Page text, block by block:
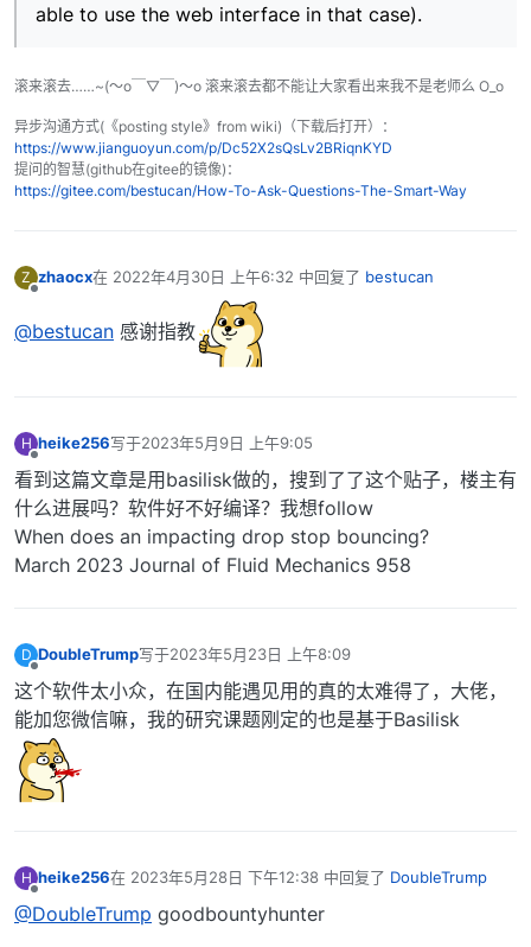
able to use the web interface in that case).
滚来滚去……~(～o￣▽￣)～o 滚来滚去都不能让大家看出来我不是老师么 O_o
异步沟通方式(《posting style》from wiki)（下载后打开）：
https://www.jianguoyun.com/p/Dc52X2sQsLv2BRiqnKYD
提问的智慧(github在gitee的镜像)：
https://gitee.com/bestucan/How-To-Ask-Questions-The-Smart-Way
Z zhaocx在 2022年4月30日 上午6:32 中回复了 bestucan
最后由 编辑
@bestucan 感谢指教
H heike256写于2023年5月9日 上午9:05
最后由 编辑
看到这篇文章是用basilisk做的，搜到了了这个贴子，楼主有
什么进展吗？软件好不好编译？我想follow
When does an impacting drop stop bouncing?
March 2023 Journal of Fluid Mechanics 958
D DoubleTrump写于2023年5月23日 上午8:09
最后由 编辑
这个软件太小众，在国内能遇见用的真的太难得了，大佬，
能加您微信嘛，我的研究课题刚定的也是基于Basilisk
H heike256在 2023年5月28日 下午12:38 中回复了 DoubleTrump
最后由 编辑
@DoubleTrump goodbountyhunter